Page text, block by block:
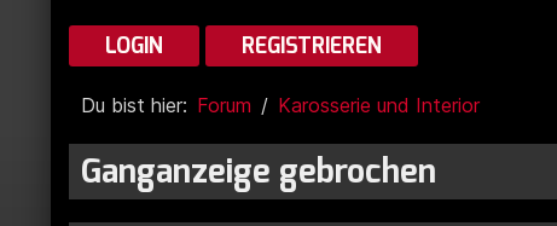
LOGIN REGISTRIEREN
Du bist hier: Forum Karosserie und Interior
Ganganzeige gebrochen